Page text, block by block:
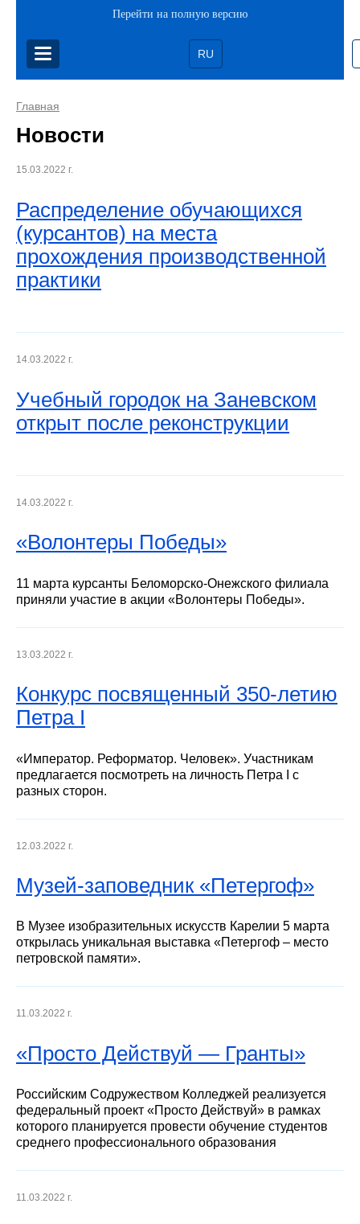
Перейти на полную версию
RU
Главная
Новости
15.03.2022 г.
Распределение обучающихся
(курсантов) на места
прохождения производственной
практики
14.03.2022 г.
Учебный городок на Заневском
открыт после реконструкции
14.03.2022 г.
«Волонтеры Победы»
11 марта курсанты Беломорско-Онежского филиала
приняли участие в акции «Волонтеры Победы».
13.03.2022 г.
Конкурс посвященный 350-летию
Петра I
«Император. Реформатор. Человек». Участникам
предлагается посмотреть на личность Петра I с
разных сторон.
12.03.2022 г.
Музей-заповедник «Петергоф»
В Музее изобразительных искусств Карелии 5 марта
открылась уникальная выставка «Петергоф – место
петровской памяти».
11.03.2022 г.
«Просто Действуй — Гранты»
Российским Содружеством Колледжей реализуется
федеральный проект «Просто Действуй» в рамках
которого планируется провести обучение студентов
среднего профессионального образования
11.03.2022 г.